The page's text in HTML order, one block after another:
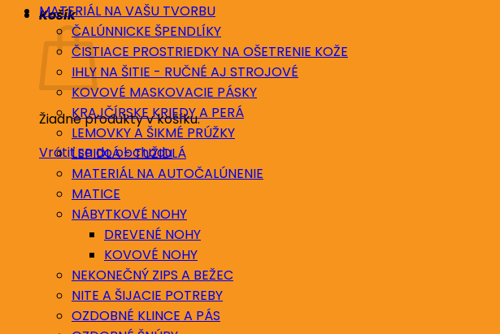
Košík
Žiadne produkty v košíku.
Vrátiť sa do obchodu
MATERIÁL NA VAŠU TVORBU
ČALÚNNICKE ŠPENDLÍKY
ČISTIACE PROSTRIEDKY NA OŠETRENIE KOŽE
IHLY NA ŠITIE - RUČNÉ AJ STROJOVÉ
KOVOVÉ MASKOVACIE PÁSKY
KRAJČÍRSKE KRIEDY A PERÁ
LEMOVKY A ŠIKMÉ PRÚŽKY
LEPIDLÁ - TUŽIDLÁ
MATERIÁL NA AUTOČALÚNENIE
MATICE
NÁBYTKOVÉ NOHY
DREVENÉ NOHY
KOVOVÉ NOHY
NEKONEČNÝ ZIPS A BEŽEC
NITE A ŠIJACIE POTREBY
OZDOBNÉ KLINCE A PÁS